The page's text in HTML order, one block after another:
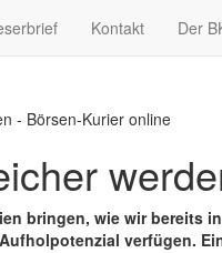
Kontakt Der
- Börsen-Kurier online
bringen, wie wir
verfügen.